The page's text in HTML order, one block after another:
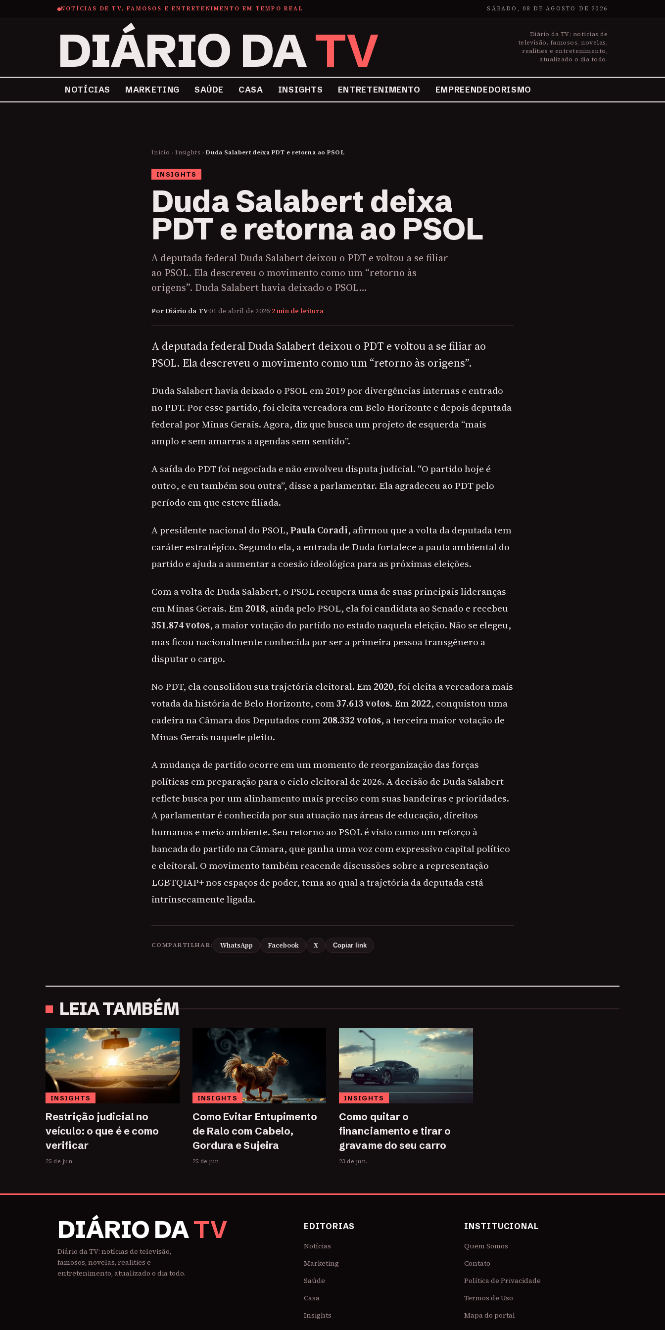
NOTÍCIAS DE TV, FAMOSOS E ENTRETENIMENTO EM TEMPO REAL SÁBADO, 08 DE AGOSTO DE 2026
DIÁRIO DATV
Diário da TV: notícias de
televisão, famosos, novelas,
realities e entretenimento,
atualizado o dia todo.
NOTÍCIAS MARKETING SAÚDE CASA INSIGHTS ENTRETENIMENTO EMPREENDEDORISMO
Início › Insights › Duda Salabert deixa PDT e retorna ao PSOL
INSIGHTS
Duda Salabert deixa
PDT e retorna ao PSOL
A deputada federal Duda Salabert deixou o PDT e voltou a se filiar
ao PSOL. Ela descreveu o movimento como um “retorno às
origens”. Duda Salabert havia deixado o PSOL…
Por Diário da TV·01 de abril de 2026·2 min de leitura
A deputada federal Duda Salabert deixou o PDT e voltou a se filiar ao
PSOL. Ela descreveu o movimento como um “retorno às origens”.
Duda Salabert havia deixado o PSOL em 2019 por divergências internas e entrado
no PDT. Por esse partido, foi eleita vereadora em Belo Horizonte e depois deputada
federal por Minas Gerais. Agora, diz que busca um projeto de esquerda “mais
amplo e sem amarras a agendas sem sentido”.
A saída do PDT foi negociada e não envolveu disputa judicial. “O partido hoje é
outro, e eu também sou outra”, disse a parlamentar. Ela agradeceu ao PDT pelo
período em que esteve filiada.
A presidente nacional do PSOL,Paula Coradi, afirmou que a volta da deputada tem
caráter estratégico. Segundo ela, a entrada de Duda fortalece a pauta ambiental do
partido e ajuda a aumentar a coesão ideológica para as próximas eleições.
Com a volta de Duda Salabert, o PSOL recupera uma de suas principais lideranças
em Minas Gerais. Em2018, ainda pelo PSOL, ela foi candidata ao Senado e recebeu
351.874 votos, a maior votação do partido no estado naquela eleição. Não se elegeu,
mas ficou nacionalmente conhecida por ser a primeira pessoa transgênero a
disputar o cargo.
No PDT, ela consolidou sua trajetória eleitoral. Em2020, foi eleita a vereadora mais
votada da história de Belo Horizonte, com37.613 votos. Em2022, conquistou uma
cadeira na Câmara dos Deputados com208.332 votos, a terceira maior votação de
Minas Gerais naquele pleito.
A mudança de partido ocorre em um momento de reorganização das forças
políticas em preparação para o ciclo eleitoral de 2026. A decisão de Duda Salabert
reflete busca por um alinhamento mais preciso com suas bandeiras e prioridades.
A parlamentar é conhecida por sua atuação nas áreas de educação, direitos
humanos e meio ambiente. Seu retorno ao PSOL é visto como um reforço à
bancada do partido na Câmara, que ganha uma voz com expressivo capital político
e eleitoral. O movimento também reacende discussões sobre a representação
LGBTQIAP+ nos espaços de poder, tema ao qual a trajetória da deputada está
intrinsecamente ligada.
COMPARTILHAR: WhatsApp Facebook X Copiar link
LEIA TAMBÉM
INSIGHTS
Restrição judicial no
veículo: o que é e como
verificar
25 de jun.
INSIGHTS
Como Evitar Entupimento
de Ralo com Cabelo,
Gordura e Sujeira
25 de jun.
INSIGHTS
Como quitar o
financiamento e tirar o
gravame do seu carro
23 de jun.
DIÁRIO DATV
Diário da TV: notícias de televisão,
famosos, novelas, realities e
entretenimento, atualizado o dia todo.
EDITORIAS
Notícias
Marketing
Saúde
Casa
Insights
INSTITUCIONAL
Quem Somos
Contato
Política de Privacidade
Termos de Uso
Mapa do portal